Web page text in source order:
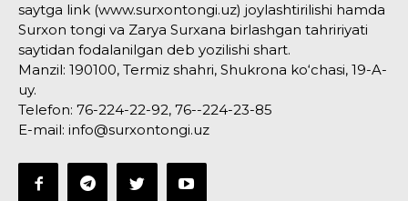
saytga link (www.surxontongi.uz) joylashtirilishi hamda
Surxon tongi va Zarya Surxana birlashgan tahririyati
saytidan fodalanilgan deb yozilishi shart.
Manzil: 190100, Termiz shahri, Shukrona ko‘chasi, 19-A-
uy.
Telefon: 76-224-22-92, 76--224-23-85
E-mail: info@surxontongi.uz